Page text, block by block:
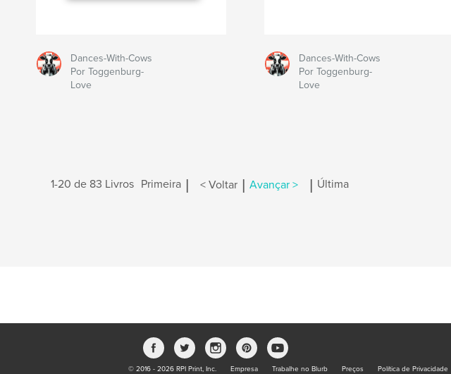
Dances-With-Cows
Por Toggenburg-
Love
Dances-With-Cows
Por Toggenburg-
Love
1-20 de 83 Livros Primeira < Voltar Avançar > Última
© 2016 - 2026 RPI Print, Inc. Empresa Trabalhe no Blurb Preços Política de Privacidade